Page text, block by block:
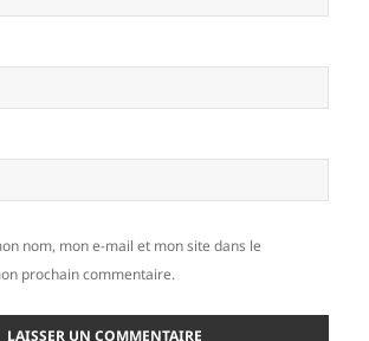
nom, mon e-mail et mon site dans le
prochain commentaire.